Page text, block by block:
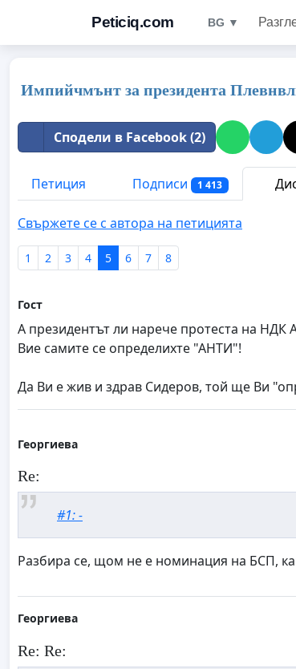
Peticiq.com BG ▼
Импийчмънт за президента
Сподели в Facebook (2)
Петиция Подписи 1 413
Свържете се с автора на петицията
1 2 3 4 5 6 7 8
Гост
А президентът ли нарече протеста на НДК
Вие самите се определихте "АНТИ"!
Да Ви е жив и здрав Сидеров, той ще Ви
Георгиева
Re:
#1: -
Разбира се, щом не е номинация на БСП,
Георгиева
Re: Re: